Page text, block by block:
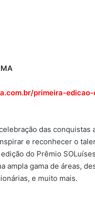
primeira-
das conquistas
e reconhecer o
do Prêmio
ampla gama de áreas,
e muito mais.